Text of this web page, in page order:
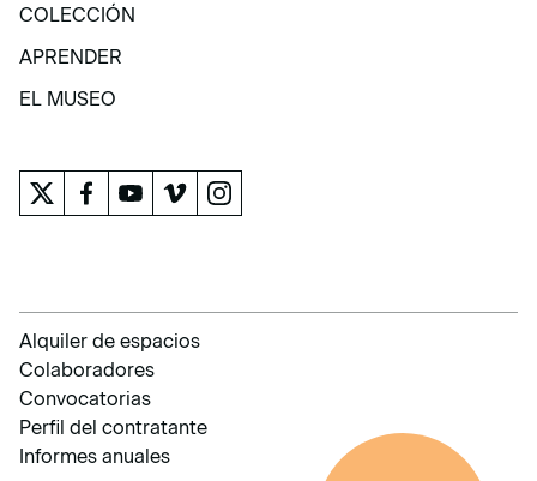
COLECCIÓN
COLECCIÓN
APRENDER
APRENDER
EL MUSEO
Alquiler de espacios
Colaboradores
Convocatorias
Perfil del contratante
Informes anuales